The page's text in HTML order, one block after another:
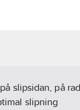
slipsidan, på
slipning